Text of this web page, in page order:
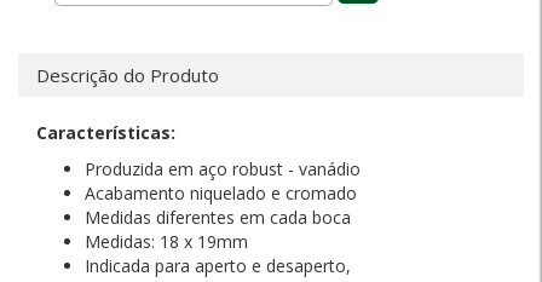
Descrição do Produto
Características:
Produzida em aço robust - vanádio
Acabamento niquelado e cromado
Medidas diferentes em cada boca
Medidas: 18 x 19mm
Indicada para aperto e desaperto,